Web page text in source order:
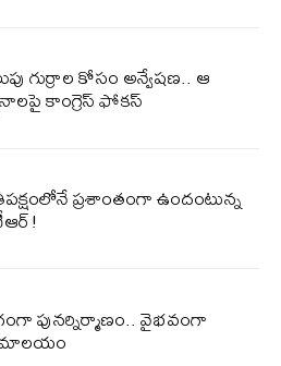
గుర్రాల కోసం అన్వేషణ.. ఆ
కాంగ్రెస్ ఫోకస్
ప్ర‌శాంతంగా ఉందంటున్న
పునర్నిర్మాణం.. వైభవంగా